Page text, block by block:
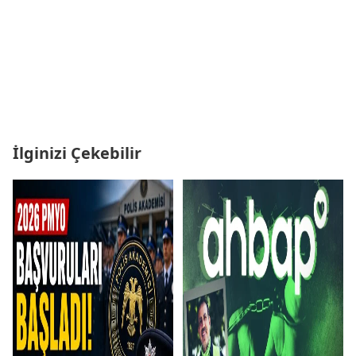
İlginizi Çekebilir